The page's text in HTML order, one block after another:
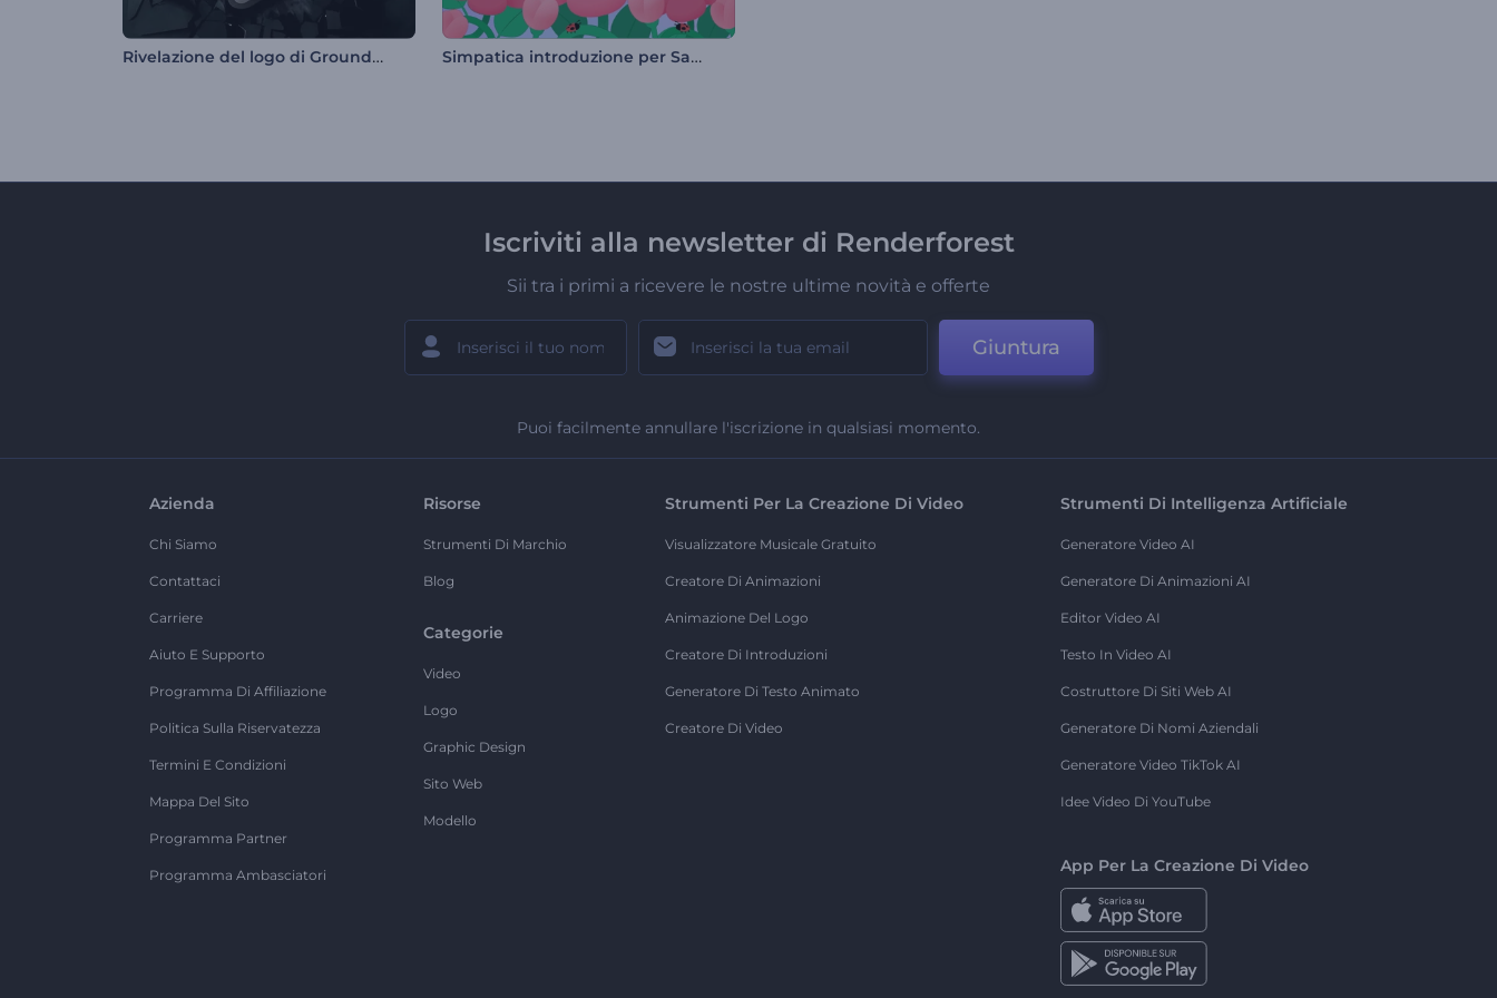
Rivelazione del logo di Ground Smash Simpatica introduzione per San Valentino
Iscriviti alla newsletter di Renderforest
Sii tra i primi a ricevere le nostre ultime novità e offerte
Giuntura
Puoi facilmente annullare l'iscrizione in qualsiasi momento.
Azienda
Chi Siamo
Contattaci
Carriere
Aiuto E Supporto
Programma Di Affiliazione
Politica Sulla Riservatezza
Termini E Condizioni
Mappa Del Sito
Programma Partner
Programma Ambasciatori
Risorse
Strumenti Di Marchio
Blog
Categorie
Video
Logo
Graphic Design
Sito Web
Modello
Strumenti Per La Creazione Di Video
Visualizzatore Musicale Gratuito
Creatore Di Animazioni
Animazione Del Logo
Creatore Di Introduzioni
Generatore Di Testo Animato
Creatore Di Video
Strumenti Di Intelligenza Artificiale
Generatore Video AI
Generatore Di Animazioni AI
Editor Video AI
Testo In Video AI
Costruttore Di Siti Web AI
Generatore Di Nomi Aziendali
Generatore Video TikTok AI
Idee Video Di YouTube
App Per La Creazione Di Video